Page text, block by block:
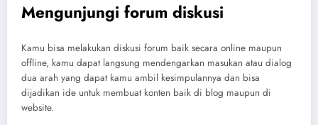
Mengunjungi forum diskusi
Kamu bisa melakukan diskusi forum baik secara online maupun
offline, kamu dapat langsung mendengarkan masukan atau dialog
dua arah yang dapat kamu ambil kesimpulannya dan bisa
dijadikan ide untuk membuat konten baik di blog maupun di
website.